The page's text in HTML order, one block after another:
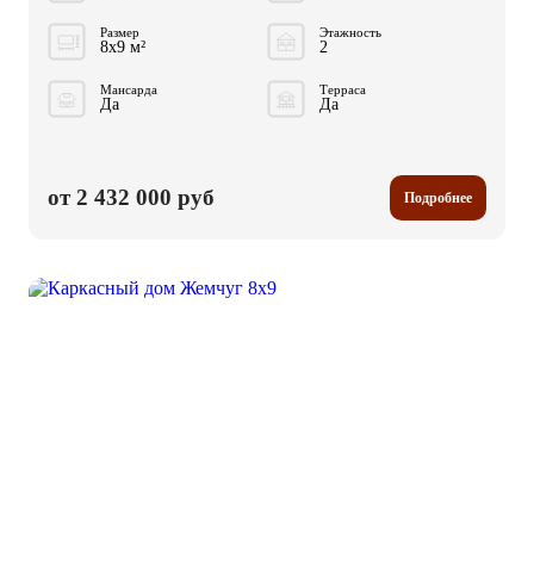
Размер
8x9 м²
Этажность
2
Мансарда
Да
Терраса
Да
от 2 432 000 руб Подробнее